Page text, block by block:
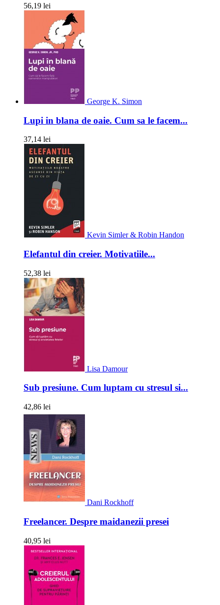
56,19 lei
George K. Simon
Lupi in blana de oaie. Cum sa le facem...
37,14 lei
Kevin Simler & Robin Handon
Elefantul din creier. Motivatiile...
52,38 lei
Lisa Damour
Sub presiune. Cum luptam cu stresul si...
42,86 lei
Dani Rockhoff
Freelancer. Despre maidanezii presei
40,95 lei